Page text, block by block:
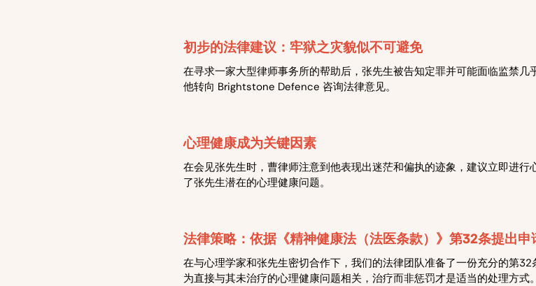
初步的法律建议：牢狱之灾貌似不可避免
在寻求一家大型律师事务所的帮助后，张先生被告知定罪并可能面临监禁几
他转向 Brightstone Defence 咨询法律意见。
心理健康成为关键因素
在会见张先生时，曹律师注意到他表现出迷茫和偏执的迹象，建议立即进
了张先生潜在的心理健康问题。
法律策略：依据《精神健康法（法医条款）》第32条提出申
在与心理学家和张先生密切合作下，我们的法律团队准备了一份充分的第
为直接与其未治疗的心理健康问题相关，治疗而非惩罚才是适当的处理方式。